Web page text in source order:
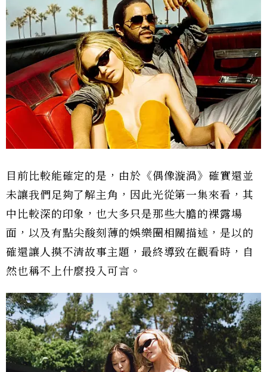
目前比較能確定的是，由於《偶像漩渦》確實還並
未讓我們足夠了解主角，因此光從第一集來看，其
中比較深的印象，也大多只是那些大膽的裸露場
面，以及有點尖酸刻薄的娛樂圈相關描述，是以的
確還讓人摸不清故事主題，最終導致在觀看時，自
然也稱不上什麼投入可言。